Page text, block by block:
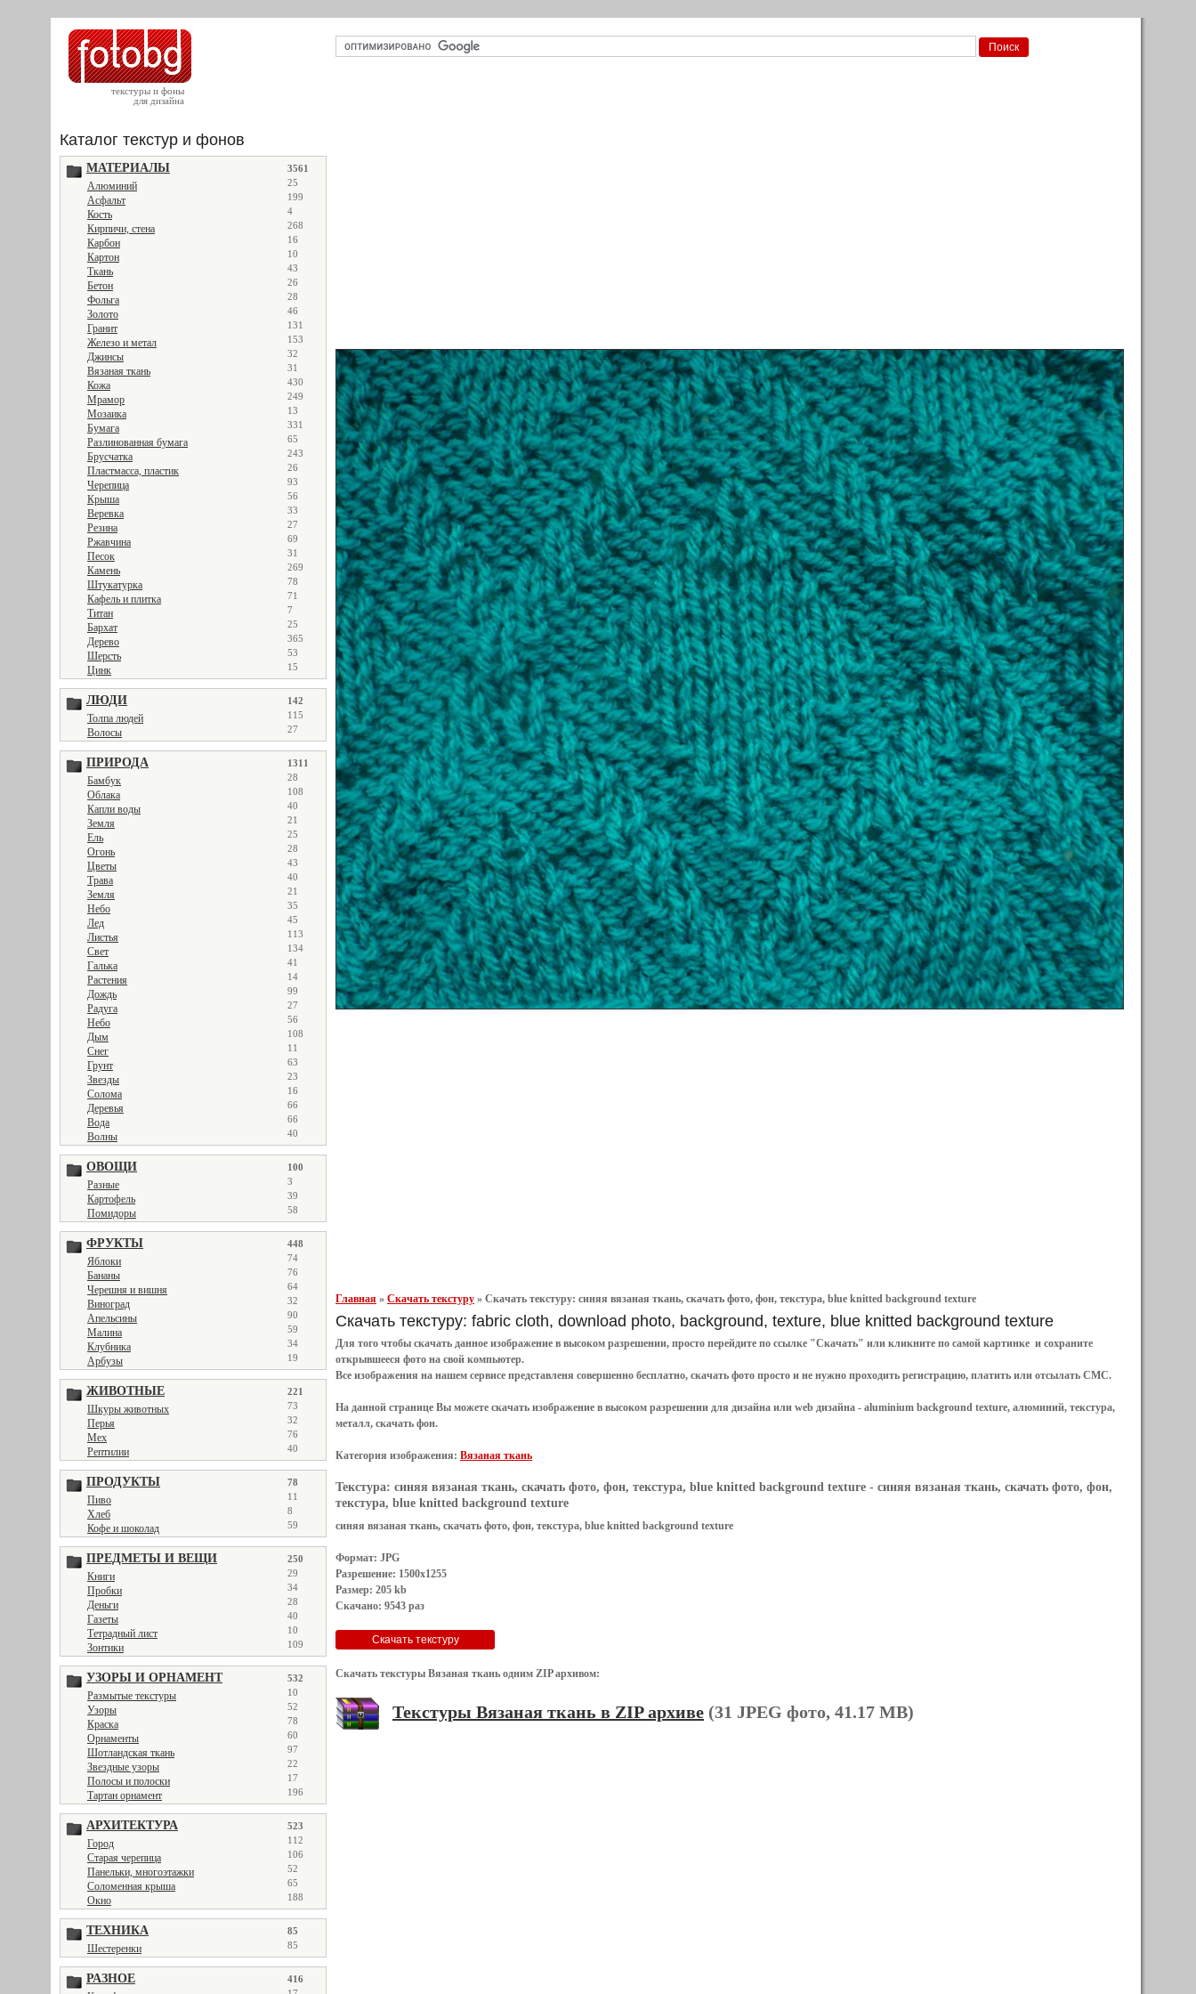
текстуры и фоны
для дизайна
Каталог текстур и фонов
МАТЕРИАЛЫ 3561
Алюминий 25
Асфальт 199
Кость 4
Кирпичи, стена 268
Карбон 16
Картон 10
Ткань 43
Бетон 26
Фольга 28
Золото 46
Гранит 131
Железо и метал 153
Джинсы 32
Вязаная ткань 31
Кожа 430
Мрамор 249
Мозаика 13
Бумага 331
Разлинованная бумага 65
Брусчатка 243
Пластмасса, пластик 26
Черепица 93
Крыша 56
Веревка 33
Резина 27
Ржавчина 69
Песок 31
Камень 269
Штукатурка 78
Кафель и плитка 71
Титан 7
Бархат 25
Дерево 365
Шерсть 53
Цинк 15
ЛЮДИ 142
Толпа людей 115
Волосы 27
ПРИРОДА 1311
Бамбук 28
Облака 108
Капли воды 40
Земля 21
Ель 25
Огонь 28
Цветы 43
Трава 40
Земля 21
Небо 35
Лед 45
Листья 113
Свет 134
Галька 41
Растения 14
Дождь 99
Радуга 27
Небо 56
Дым 108
Снег 11
Грунт 63
Звезды 23
Солома 16
Деревья 66
Вода 66
Волны 40
ОВОЩИ 100
Разные 3
Картофель 39
Помидоры 58
ФРУКТЫ 448
Яблоки 74
Бананы 76
Черешня и вишня 64
Виноград 32
Апельсины 90
Малина 59
Клубника 34
Арбузы 19
ЖИВОТНЫЕ 221
Шкуры животных 73
Перья 32
Мех 76
Рептилии 40
ПРОДУКТЫ 78
Пиво 11
Хлеб 8
Кофе и шоколад 59
ПРЕДМЕТЫ И ВЕЩИ 250
Книги 29
Пробки 34
Деньги 28
Газеты 40
Тетрадный лист 10
Зонтики 109
УЗОРЫ И ОРНАМЕНТ 532
Размытые текстуры 10
Узоры 52
Краска 78
Орнаменты 60
Шотландская ткань 97
Звездные узоры 22
Полосы и полоски 17
Тартан орнамент 196
АРХИТЕКТУРА 523
Город 112
Старая черепица 106
Панельки, многоэтажки 52
Соломенная крыша 65
Окно 188
ТЕХНИКА 85
Шестеренки 85
РАЗНОЕ 416
Главная » Скачать текстуру » Скачать текстуру: синяя вязаная ткань, скачать фото, фон, текстура, blue knitted background texture
Скачать текстуру: fabric cloth, download photo, background, texture, blue knitted background texture
Для того чтобы скачать данное изображение в высоком разрешении, просто перейдите по ссылке "Скачать" или кликните по самой картинке и сохраните
открывшееся фото на свой компьютер.
Все изображения на нашем сервисе представленя совершенно бесплатно, скачать фото просто и не нужно проходить регистрацию, платить или отсылать СМС.
На данной странице Вы можете скачать изображение в высоком разрешении для дизайна или web дизайна - aluminium background texture, алюминий, текстура,
металл, скачать фон.
Категория изображения: Вязаная ткань
Текстура: синяя вязаная ткань, скачать фото, фон, текстура, blue knitted background texture - синяя вязаная ткань, скачать фото, фон,
текстура, blue knitted background texture
синяя вязаная ткань, скачать фото, фон, текстура, blue knitted background texture
Формат: JPG
Разрешение: 1500x1255
Размер: 205 kb
Скачано: 9543 раз
Скачать текстуры Вязаная ткань одним ZIP архивом:
Текстуры Вязаная ткань в ZIP архиве (31 JPEG фото, 41.17 MB)